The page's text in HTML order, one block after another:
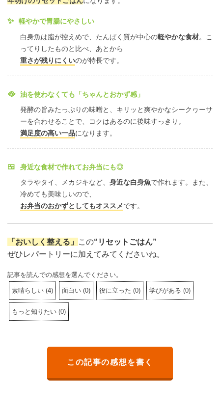
✨
軽やかで胃腸にやさしい
白身魚は脂が控えめで、たんぱく質が中心の軽やかな食材。こ
ってりしたものと比べ、あとから
重さが残りにくいのが特長です。
🥘
油を使わなくても「ちゃんとおかず感」
発酵の旨みたっぷりの味噌と、キリッと爽やかなシークヮーサ
ーを合わせることで、コクはあるのに後味すっきり。
満足度の高い一品になります。
🍱
身近な食材で作れてお弁当にも◎
タラやタイ、メカジキなど、 身近な白身魚で作れます。また、
冷めても美味しいので、
お弁当のおかずとしてもオススメです。
「おいしく整える」 この“リセットごはん”
ぜひレパートリーに加えてみてくださいね。
記事を読んでの感想を選んでください。
素晴らしい (4) 面白い (0) 役に立った (0) 学びがある (0)
もっと知りたい (0)
この記事の感想を書く